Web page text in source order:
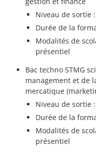
Niveau de sortie
Durée de la
Modalités de
présentiel
Bac techno STMG
management et de
mercatique
Niveau de sortie
Durée de la
Modalités de
présentiel